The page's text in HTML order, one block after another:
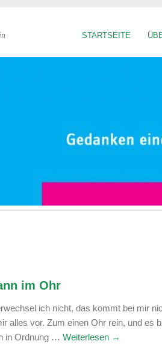
STARTSEITE
im Ohr
ich nicht, das kommt bei mir
alles vor. Zum einen Ohr rein, und es
in Ordnung … Weiterlesen →